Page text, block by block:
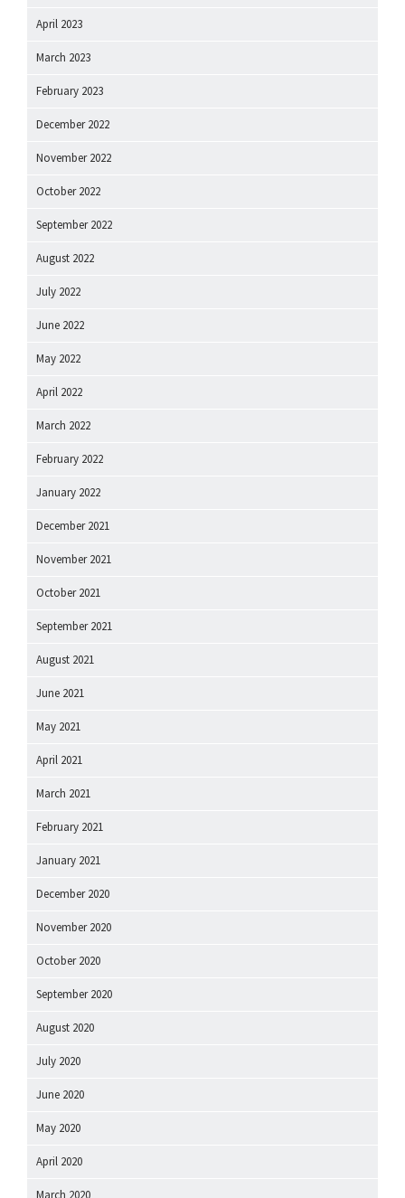
April 2023
March 2023
February 2023
December 2022
November 2022
October 2022
September 2022
August 2022
July 2022
June 2022
May 2022
April 2022
March 2022
February 2022
January 2022
December 2021
November 2021
October 2021
September 2021
August 2021
June 2021
May 2021
April 2021
March 2021
February 2021
January 2021
December 2020
November 2020
October 2020
September 2020
August 2020
July 2020
June 2020
May 2020
April 2020